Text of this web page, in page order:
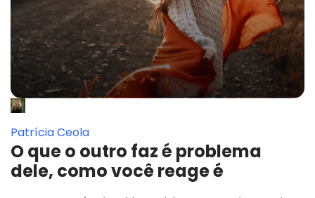
Patrícia Ceola
O que o outro faz é problema
dele, como você reage é